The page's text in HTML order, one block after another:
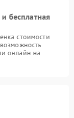
бесплатная
стоимости
онлайн на